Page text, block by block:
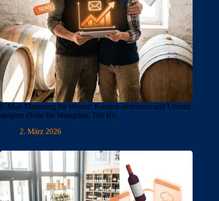
E-Mail-Marketing für Winzer: Kunden aktivieren und Umsatz
steigern (Serie für Weingüter, Teil 10)
2. März 2026